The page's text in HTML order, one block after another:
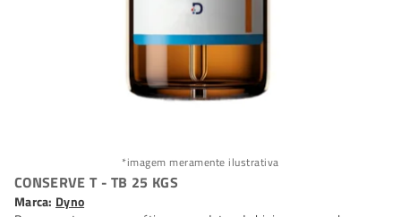
*imagem meramente ilustrativa
CONSERVE T - TB 25 KGS
Marca: Dyno